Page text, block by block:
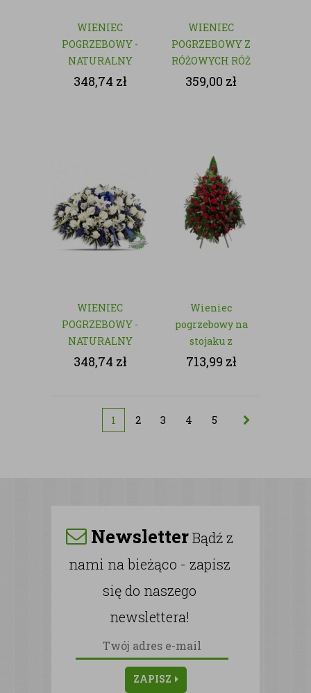
WIENIEC
POGRZEBOWY -
NATURALNY
348,74 zł
WIENIEC
POGRZEBOWY Z
RÓŻOWYCH RÓŻ
- NATURALNY
359,00 zł
WIENIEC
POGRZEBOWY -
NATURALNY
348,74 zł
Wieniec
pogrzebowy na
stojaku z
czerwonych róż
713,99 zł
1 2 3 4 5
NewsletterBądź z
nami na bieżąco - zapisz
się do naszego
newslettera!
ZAPISZ